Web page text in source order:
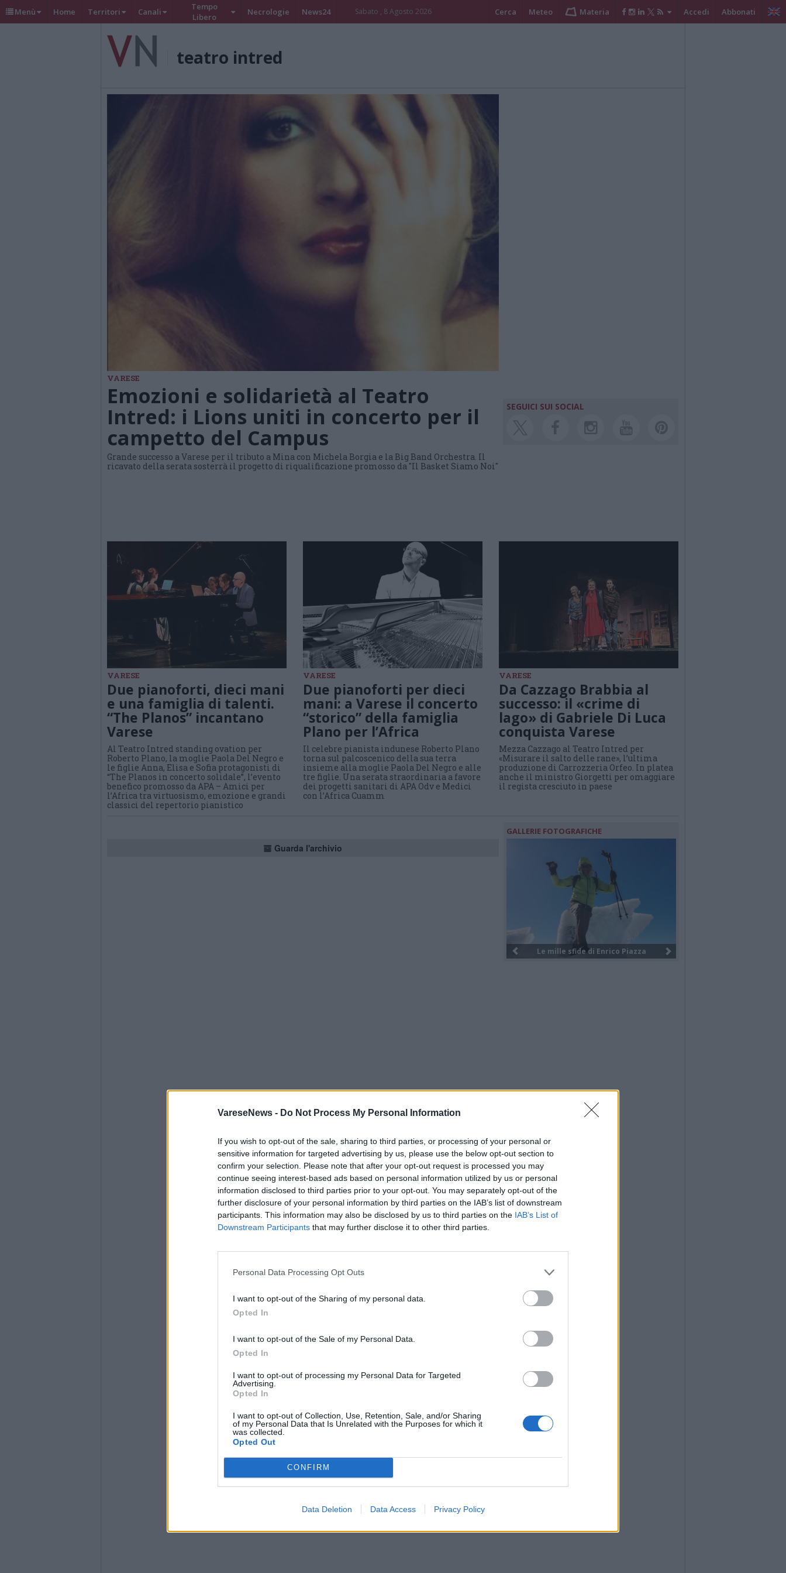
VareseNews - Do Not Process My Personal Information
If you wish to opt-out of the sale, sharing to third parties, or processing of your personal or
sensitive information for targeted advertising by us, please use the below opt-out section to
confirm your selection. Please note that after your opt-out request is processed you may
continue seeing interest-based ads based on personal information utilized by us or personal
information disclosed to third parties prior to your opt-out. You may separately opt-out of the
further disclosure of your personal information by third parties on the IAB’s list of downstream
participants. This information may also be disclosed by us to third parties on the IAB’s List of
Downstream Participants that may further disclose it to other third parties.
Personal Data Processing Opt Outs
I want to opt-out of the Sharing of my personal data.
Opted In
I want to opt-out of the Sale of my Personal Data.
Opted In
I want to opt-out of processing my Personal Data for Targeted
Advertising.
Opted In
I want to opt-out of Collection, Use, Retention, Sale, and/or Sharing
of my Personal Data that Is Unrelated with the Purposes for which it
was collected.
Opted Out
CONFIRM
Data Deletion Data Access Privacy Policy
Menù Home Territori Canali
Tempo
Libero
Necrologie News24 Sabato , 8 Agosto 2026 Cerca Meteo Materia Accedi Abbonati
teatro intred
VARESE
Emozioni e solidarietà al Teatro
Intred: i Lions uniti in concerto per il
campetto del Campus
Grande successo a Varese per il tributo a Mina con Michela Borgia e la Big Band Orchestra. Il
ricavato della serata sosterrà il progetto di riqualificazione promosso da "Il Basket Siamo Noi"
SEGUICI SUI SOCIAL
VARESE
Due pianoforti, dieci mani
e una famiglia di talenti.
“The Planos” incantano
Varese
Al Teatro Intred standing ovation per
Roberto Plano, la moglie Paola Del Negro e
le figlie Anna, Elisa e Sofia protagonisti di
“The Planos in concerto solidale”, l’evento
benefico promosso da APA – Amici per
l’Africa tra virtuosismo, emozione e grandi
classici del repertorio pianistico
VARESE
Due pianoforti per dieci
mani: a Varese il concerto
“storico” della famiglia
Plano per l’Africa
Il celebre pianista indunese Roberto Plano
torna sul palcoscenico della sua terra
insieme alla moglie Paola Del Negro e alle
tre figlie. Una serata straordinaria a favore
dei progetti sanitari di APA Odv e Medici
con l’Africa Cuamm
VARESE
Da Cazzago Brabbia al
successo: il «crime di
lago» di Gabriele Di Luca
conquista Varese
Mezza Cazzago al Teatro Intred per
«Misurare il salto delle rane», l’ultima
produzione di Carrozzeria Orfeo. In platea
anche il ministro Giorgetti per omaggiare
il regista cresciuto in paese
Guarda l'archivio
GALLERIE FOTOGRAFICHE
I giovani volontari internazionali ...